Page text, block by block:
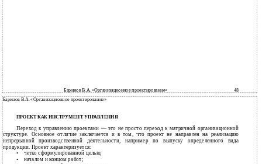
Баринов В.А. «Организационное проектирование» 48
Баринов В.А. «Организационное проектирование»
ПРОЕКТ КАК ИНСТРУМЕНТ УПРАВЛЕНИЯ
Переход к управлению проектами — это не просто переход к матричной организационной
структуре. Основное отличие заключается и в том, что проект не направлен на реализацию
непрерывной производственной деятельности, например по выпуску определенного вида
продукции. Проект характеризуется:
•
четко сформулированной целью;
•
началом и концом работ;